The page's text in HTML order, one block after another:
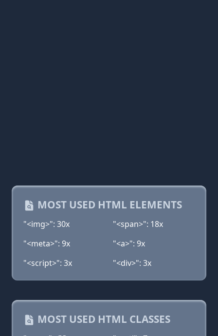
MOST USED HTML ELEMENTS
"<img>": 30x
"<span>": 18x
"<meta>": 9x
"<a>": 9x
"<script>": 3x
"<div>": 3x
MOST USED HTML CLASSES